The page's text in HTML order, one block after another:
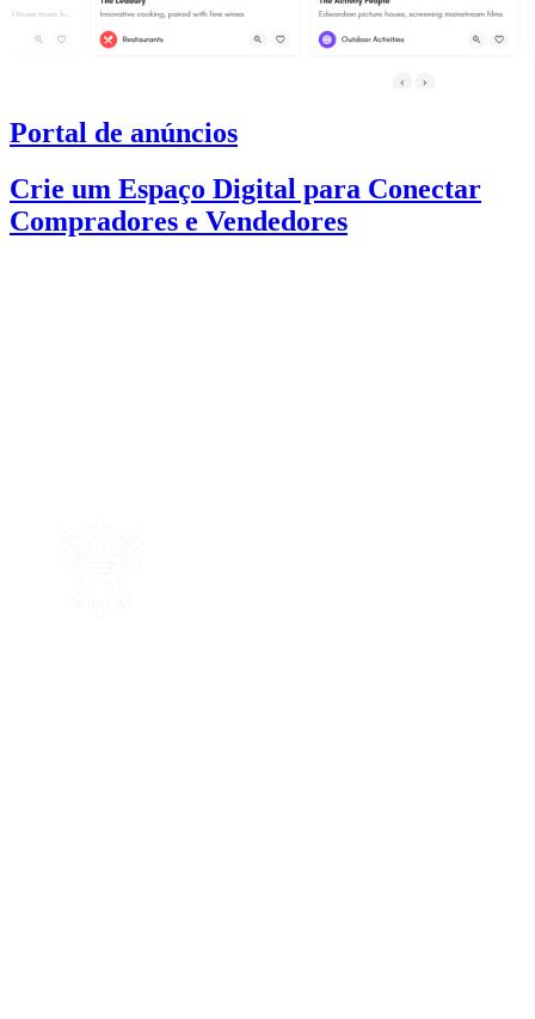
Portal de anúncios
Crie um Espaço Digital para Conectar
Compradores e Vendedores